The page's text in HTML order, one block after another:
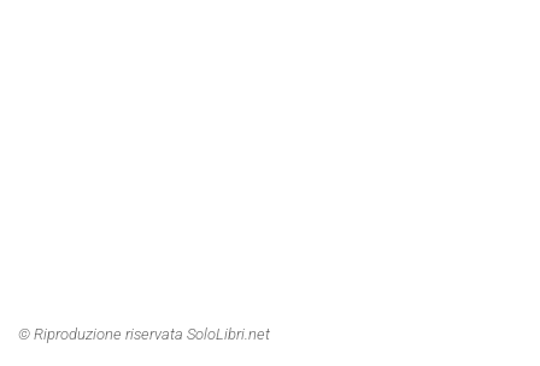
© Riproduzione riservata SoloLibri.net